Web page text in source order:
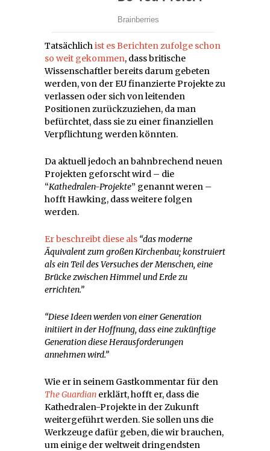
Tatsächlichist es Berichten zufolge schon
so weit gekommen, dass britische
Wissenschaftler bereits darum gebeten
werden, von der EU finanzierte Projekte zu
verlassen oder sich von leitenden
Positionen zurückzuziehen, da man
befürchtet, dass sie zu einer finanziellen
Verpflichtung werden könnten.
Da aktuell jedoch an bahnbrechend neuen
Projekten geforscht wird – die
“Kathedralen-Projekte” genannt weren –
hofft Hawking, dass weitere folgen
werden.
Er beschreibt diese als “das moderne
Äquivalent zum großen Kirchenbau; konstruiert
als ein Teil des Versuches der Menschen, eine
Brücke zwischen Himmel und Erde zu
errichten.”
“Diese Ideen werden von einer Generation
initiiert in der Hoffnung, dass eine zukünftige
Generation diese Herausforderungen
annehmen wird.”
Wie er in seinem Gastkommentar für den
The Guardian erklärt, hofft er, dass die
Kathedralen-Projekte in der Zukunft
weitergeführt werden. Sie sollen uns die
Werkzeuge dafür geben, die wir brauchen,
um einige der weltweit dringendsten